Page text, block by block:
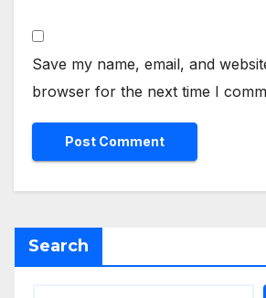
Save my name, email, and
browser for the next time I
Search